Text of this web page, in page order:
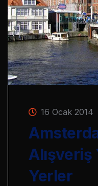
16 Ocak 2014
Alışveriş
Yerler